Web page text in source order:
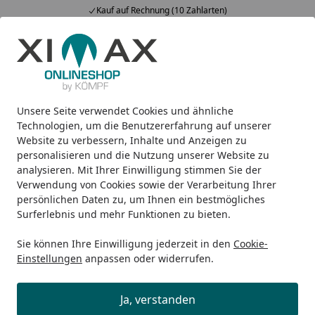
Unsere Seite verwendet Cookies und ähnliche
Technologien, um die Benutzererfahrung auf unserer
Website zu verbessern, Inhalte und Anzeigen zu
personalisieren und die Nutzung unserer Website zu
analysieren. Mit Ihrer Einwilligung stimmen Sie der
Verwendung von Cookies sowie der Verarbeitung Ihrer
persönlichen Daten zu, um Ihnen ein bestmögliches
Surferlebnis und mehr Funktionen zu bieten.
Sie können Ihre Einwilligung jederzeit in den Cookie-
Einstellungen anpassen oder widerrufen.
Ja, verstanden
Kauf auf Rechnung (10 Zahlarten)
Alle Produkte
Mein Konto
Suchen
Startseite
Design-Carports Neo Ximax Carport NEO Typ 90
Ximax Carport NEO Typ 90
Sonderhöhe